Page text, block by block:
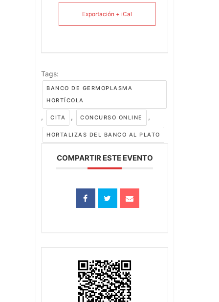
Exportación + iCal
Tags:
BANCO DE GERMOPLASMA
HORTÍCOLA
, CITA , CONCURSO ONLINE ,
HORTALIZAS DEL BANCO AL PLATO
COMPARTIR ESTE EVENTO